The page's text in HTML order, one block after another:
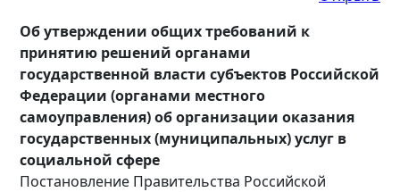
Об утверждении общих требований к
принятию решений органами
государственной власти субъектов Российской
Федерации (органами местного
самоуправления) об организации оказания
государственных (муниципальных) услуг в
социальной сфере
Постановление Правительства Российской